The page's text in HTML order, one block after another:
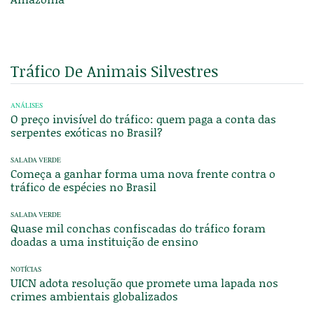
Tráfico De Animais Silvestres
ANÁLISES
O preço invisível do tráfico: quem paga a conta das
serpentes exóticas no Brasil?
SALADA VERDE
Começa a ganhar forma uma nova frente contra o
tráfico de espécies no Brasil
SALADA VERDE
Quase mil conchas confiscadas do tráfico foram
doadas a uma instituição de ensino
NOTÍCIAS
UICN adota resolução que promete uma lapada nos
crimes ambientais globalizados